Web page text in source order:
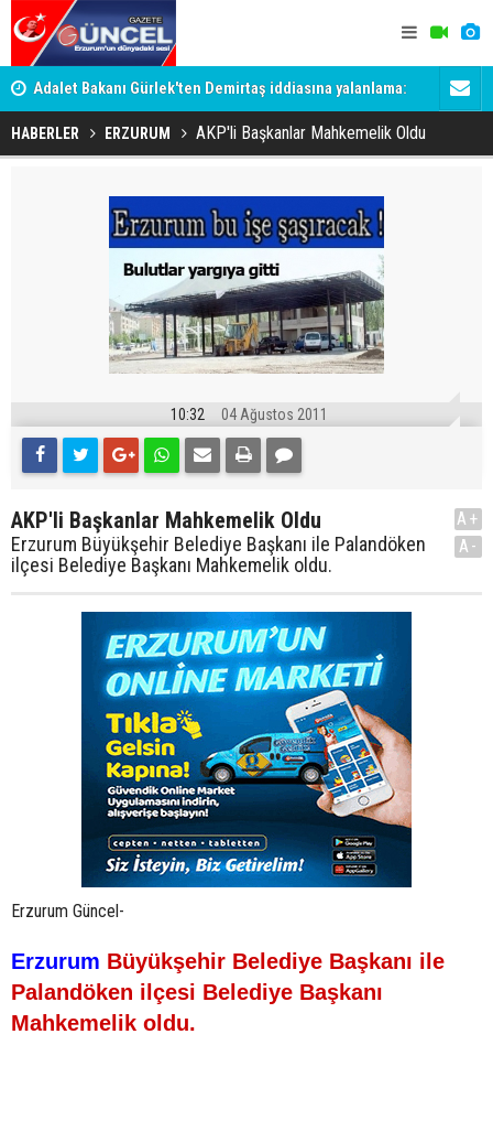
Adalet Bakanı Gürlek'ten Demirtaş iddiasına yalanlama:
Böyle bir açıklama yapmadım
Dadaş
HABERLER ERZURUM AKP'li Başkanlar Mahkemelik Oldu
10:32 04 Ağustos 2011
AKP'li Başkanlar Mahkemelik Oldu
Erzurum Büyükşehir Belediye Başkanı ile Palandöken
ilçesi Belediye Başkanı Mahkemelik oldu.
A+
A-
Erzurum Güncel-
Erzurum Büyükşehir Belediye Başkanı ile
Palandöken ilçesi Belediye Başkanı
Mahkemelik oldu.